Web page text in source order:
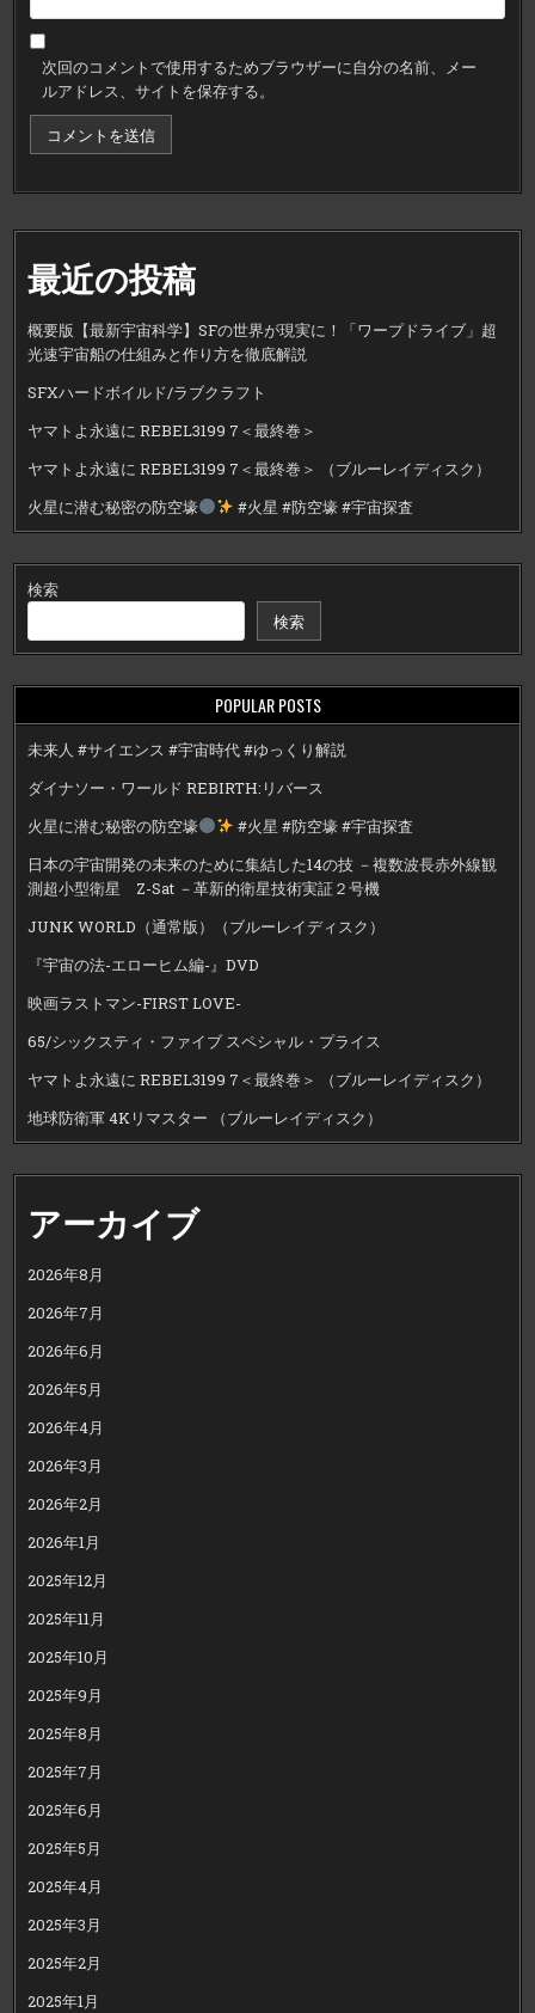
次回のコメントで使用するためブラウザーに自分の名前、メー
ルアドレス、サイトを保存する。
最近の投稿
概要版【最新宇宙科学】SFの世界が現実に！「ワープドライブ」超
光速宇宙船の仕組みと作り方を徹底解説
SFXハードボイルド/ラブクラフト
ヤマトよ永遠に REBEL3199 7＜最終巻＞
ヤマトよ永遠に REBEL3199 7＜最終巻＞ （ブルーレイディスク）
火星に潜む秘密の防空壕
#火星 #防空壕 #宇宙探査
検索
検索
POPULAR POSTS
未来人 #サイエンス #宇宙時代 #ゆっくり解説
ダイナソー・ワールド REBIRTH:リバース
火星に潜む秘密の防空壕
#火星 #防空壕 #宇宙探査
日本の宇宙開発の未来のために集結した14の技 －複数波長赤外線観
測超小型衛星 Z-Sat －革新的衛星技術実証２号機
JUNK WORLD（通常版）（ブルーレイディスク）
『宇宙の法-エローヒム編-』DVD
映画ラストマン-FIRST LOVE-
65/シックスティ・ファイブ スペシャル・プライス
ヤマトよ永遠に REBEL3199 7＜最終巻＞ （ブルーレイディスク）
地球防衛軍 4Kリマスター （ブルーレイディスク）
アーカイブ
2026年8月
2026年7月
2026年6月
2026年5月
2026年4月
2026年3月
2026年2月
2026年1月
2025年12月
2025年11月
2025年10月
2025年9月
2025年8月
2025年7月
2025年6月
2025年5月
2025年4月
2025年3月
2025年2月
2025年1月